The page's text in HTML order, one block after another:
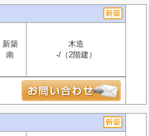
新築
南
木造
-/（2階建）